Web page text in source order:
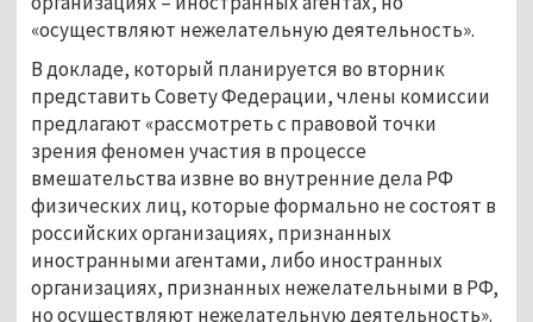
«осуществляют нежелательную деятельность».
В докладе, который планируется во вторник
представить Совету Федерации, члены комиссии
предлагают «рассмотреть с правовой точки
зрения феномен участия в процессе
вмешательства извне во внутренние дела РФ
физических лиц, которые формально не состоят в
российских организациях, признанных
иностранными агентами, либо иностранных
организациях, признанных нежелательными в РФ,
но осуществляют нежелательную деятельность».